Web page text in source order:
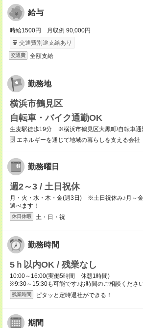
給与
時給1500円 月収例 90,000円
交通費別途支給あり
交通費 全額支給
勤務地
横浜市鶴見区
自転車・バイク通勤OK
生麦駅徒歩19分 ※横浜市鶴見区大黒町/自転車通
エネルギーを通じて地域の暮らしを支える会社
勤務曜日
週2～3 / 土日祝休
月・火・水・木・金(週3日) ※土日祝休み♪月～
選べます！
休日休暇 土・日・祝
勤務時間
5ｈ以内OK / 残業なし
10:00～16:00(実働5時間 休憩1時間)
※9:30～15:30も可能です♪お時間のご相談くださ
残業時間 ピタッと定時退社ができる！
期間